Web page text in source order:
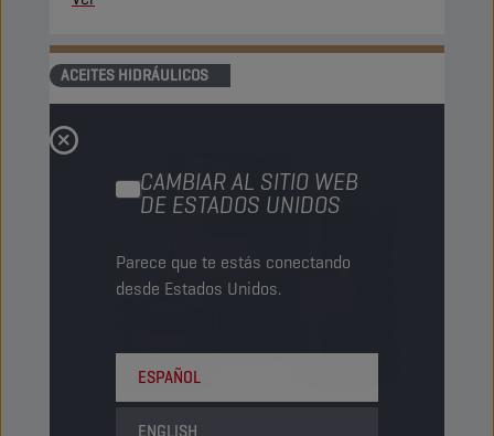
CAMBIAR AL SITIO WEB
DE ESTADOS UNIDOS
Parece que te estás conectando
desde Estados Unidos.
ESPAÑOL
ENGLISH
ACEITES HIDRÁULICOS